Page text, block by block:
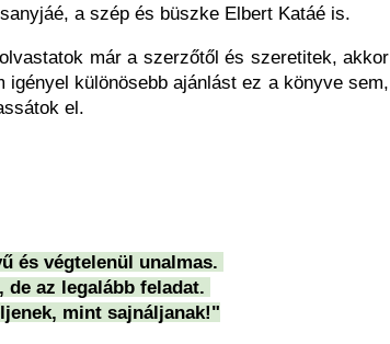
a szép és büszke Elbert Katáé is.
már a szerzőtől és szeretitek, akkor
igényel különösebb ajánlást ez a könyve sem,
el.
és végtelenül unalmas.
az legalább feladat.
mint sajnáljanak!"